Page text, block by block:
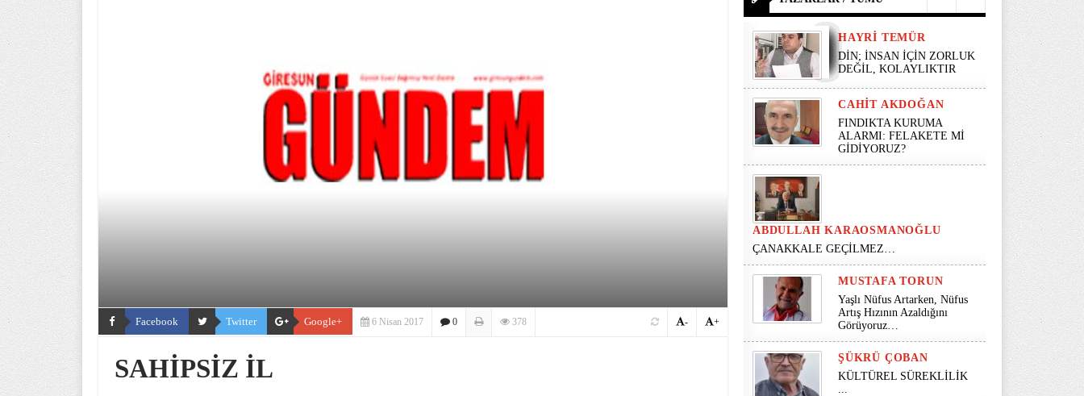
Facebook Twitter Google+ 6 Nisan 2017 0 378 +
-
SAHİPSİZ İL
HAYRI TEMÜR
DİN; İNSAN İÇİN ZORLUK
DEĞİL, KOLAYLIKTIR
CAHIT AKDOĞAN
FINDIKTA KURUMA
ALARMI: FELAKETE Mİ
GİDİYORUZ?
ABDULLAH KARAOSMANOĞLU
ÇANAKKALE GEÇİLMEZ…
MUSTAFA TORUN
Yaşlı Nüfus Artarken, Nüfus
Artış Hızının Azaldığını
Görüyoruz…
ŞÜKRÜ ÇOBAN
KÜLTÜREL SÜREKLİLİK
...